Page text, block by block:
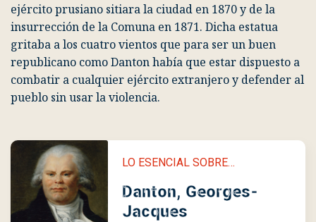
ejército prusiano sitiara la ciudad en 1870 y de la
insurrección de la Comuna en 1871. Dicha estatua
gritaba a los cuatro vientos que para ser un buen
republicano como Danton había que estar dispuesto a
combatir a cualquier ejército extranjero y defender al
pueblo sin usar la violencia.
LO ESENCIAL SOBRE…
Danton, Georges-
Jacques